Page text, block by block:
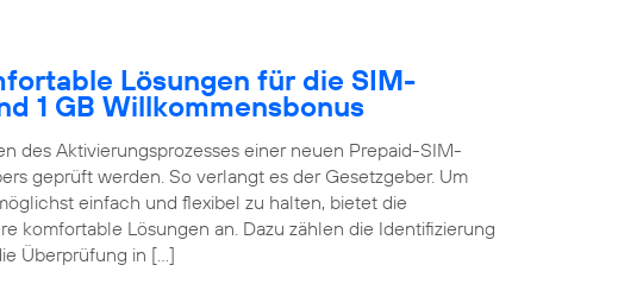
Lösungen für die SIM-
1 GB Willkommensbonus
des Aktivierungsprozesses einer neuen Prepaid-SIM-
geprüft werden. So verlangt es der Gesetzgeber. Um
einfach und flexibel zu halten, bietet die
komfortable Lösungen an. Dazu zählen die Identifizierung
Überprüfung in […]